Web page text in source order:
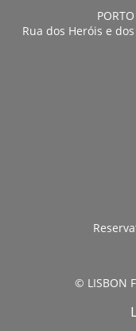
Rua dos Heróis e
© LISBON